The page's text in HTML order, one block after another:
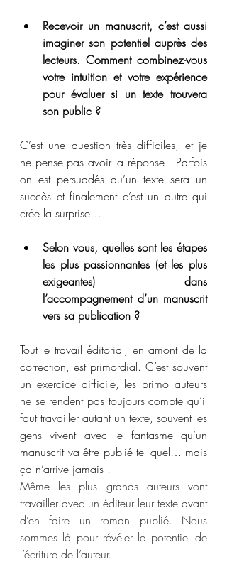
Recevoir un manuscrit, c’est aussi
imaginer son potentiel auprès des
lecteurs. Comment combinez-vous
votre intuition et votre expérience
pour évaluer si un texte trouvera
son public ?
C’est une question très difficiles, et je
ne pense pas avoir la réponse ! Parfois
on est persuadés qu’un texte sera un
succès et finalement c’est un autre qui
crée la surprise…
Selon vous, quelles sont les étapes
les plus passionnantes (et les plus
exigeantes) dans
l’accompagnement d’un manuscrit
vers sa publication ?
Tout le travail éditorial, en amont de la
correction, est primordial. C’est souvent
un exercice difficile, les primo auteurs
ne se rendent pas toujours compte qu’il
faut travailler autant un texte, souvent les
gens vivent avec le fantasme qu’un
manuscrit va être publié tel quel… mais
ça n’arrive jamais !
Même les plus grands auteurs vont
travailler avec un éditeur leur texte avant
d’en faire un roman publié. Nous
sommes là pour révéler le potentiel de
l’écriture de l’auteur.